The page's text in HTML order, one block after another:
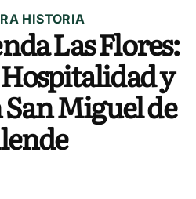
HISTORIA
Las Flores:
y
Miguel de